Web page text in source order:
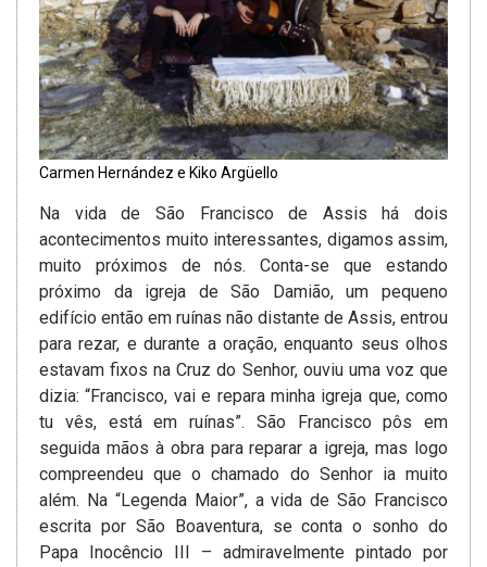
Carmen Hernández e Kiko Argüello
Na vida de São Francisco de Assis há dois
acontecimentos muito interessantes, digamos assim,
muito próximos de nós. Conta-se que estando
próximo da igreja de São Damião, um pequeno
edifício então em ruínas não distante de Assis, entrou
para rezar, e durante a oração, enquanto seus olhos
estavam fixos na Cruz do Senhor, ouviu uma voz que
dizia: “Francisco, vai e repara minha igreja que, como
tu vês, está em ruínas”. São Francisco pôs em
seguida mãos à obra para reparar a igreja, mas logo
compreendeu que o chamado do Senhor ia muito
além. Na “Legenda Maior”, a vida de São Francisco
escrita por São Boaventura, se conta o sonho do
Papa Inocêncio III – admiravelmente pintado por